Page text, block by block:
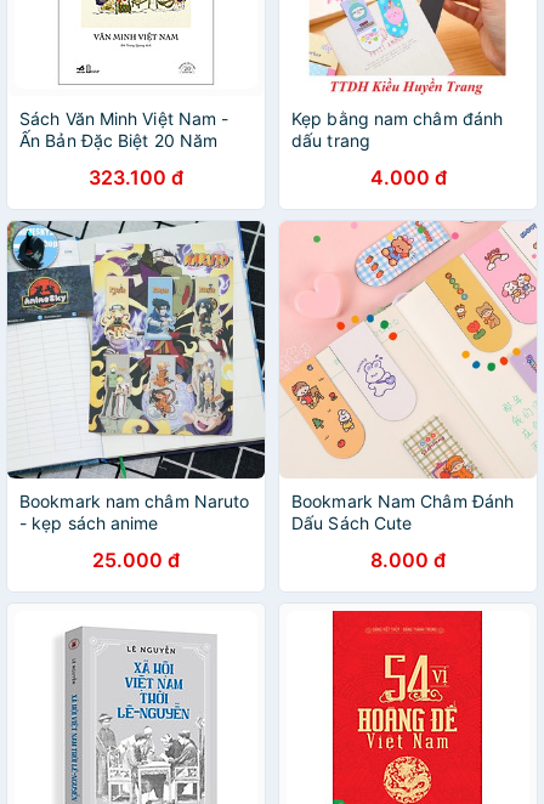
Sách Văn Minh Việt Nam -
Ấn Bản Đặc Biệt 20 Năm
323.100 đ
Kẹp bằng nam châm đánh
dấu trang
4.000 đ
Bookmark nam châm Naruto
- kẹp sách anime
25.000 đ
Bookmark Nam Châm Đánh
Dấu Sách Cute
8.000 đ